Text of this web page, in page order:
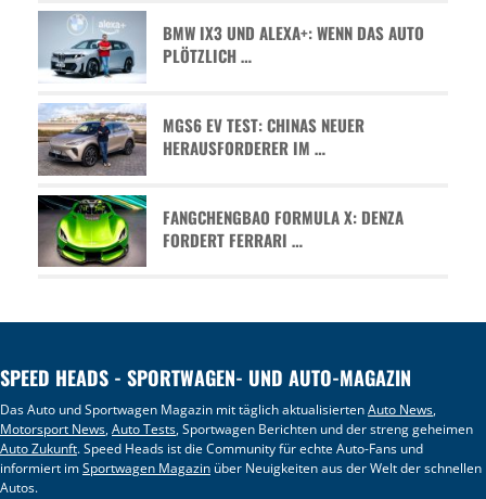
BMW IX3 UND ALEXA+: WENN DAS AUTO
PLÖTZLICH …
MGS6 EV TEST: CHINAS NEUER
HERAUSFORDERER IM …
FANGCHENGBAO FORMULA X: DENZA
FORDERT FERRARI …
SPEED HEADS - SPORTWAGEN- UND AUTO-MAGAZIN
Das Auto und Sportwagen Magazin mit täglich aktualisiertenAuto News,
Motorsport News,Auto Tests, Sportwagen Berichten und der streng geheimen
Auto Zukunft. Speed Heads ist die Community für echte Auto-Fans und
informiert imSportwagen Magazin über Neuigkeiten aus der Welt der schnellen
Autos.